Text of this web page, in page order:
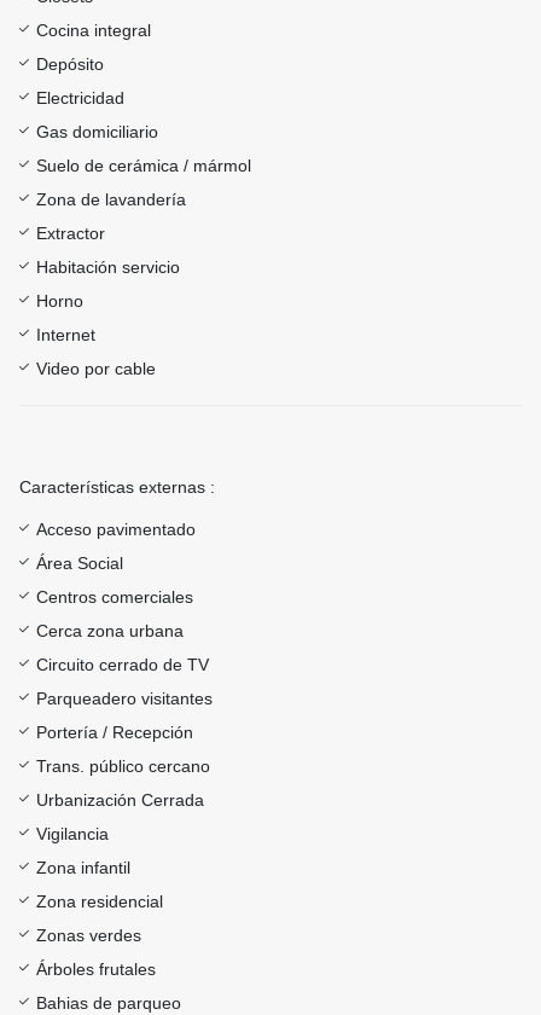
Cocina integral
Depósito
Electricidad
Gas domiciliario
Suelo de cerámica / mármol
Zona de lavandería
Extractor
Habitación servicio
Horno
Internet
Video por cable
Características externas :
Acceso pavimentado
Área Social
Centros comerciales
Cerca zona urbana
Circuito cerrado de TV
Parqueadero visitantes
Portería / Recepción
Trans. público cercano
Urbanización Cerrada
Vigilancia
Zona infantil
Zona residencial
Zonas verdes
Árboles frutales
Bahias de parqueo